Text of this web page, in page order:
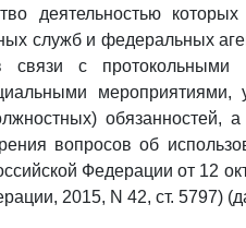
деятельностью
служб и федеральных
связи с протокольными
мероприятиями,
обязанностей,
вопросов об
Федерации от 12
2015, N 42, ст. 5797)